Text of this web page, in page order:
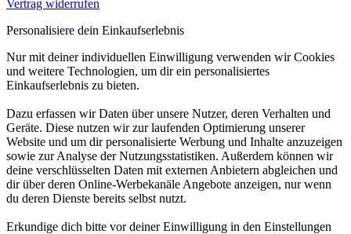
Vertrag widerrufen
Personalisiere dein Einkaufserlebnis
Nur mit deiner individuellen Einwilligung verwenden wir Cookies
und weitere Technologien, um dir ein personalisiertes
Einkaufserlebnis zu bieten.
Dazu erfassen wir Daten über unsere Nutzer, deren Verhalten und
Geräte. Diese nutzen wir zur laufenden Optimierung unserer
Website und um dir personalisierte Werbung und Inhalte anzuzeigen
sowie zur Analyse der Nutzungsstatistiken. Außerdem können wir
deine verschlüsselten Daten mit externen Anbietern abgleichen und
dir über deren Online-Werbekanäle Angebote anzeigen, nur wenn
du deren Dienste bereits selbst nutzt.
Erkundige dich bitte vor deiner Einwilligung in den Einstellungen